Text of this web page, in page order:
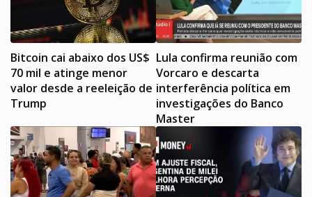
Bitcoin cai abaixo dos US$
70 mil e atinge menor
valor desde a reeleição de
Trump
Lula confirma reunião com
Vorcaro e descarta
interferência política em
investigações do Banco
Master